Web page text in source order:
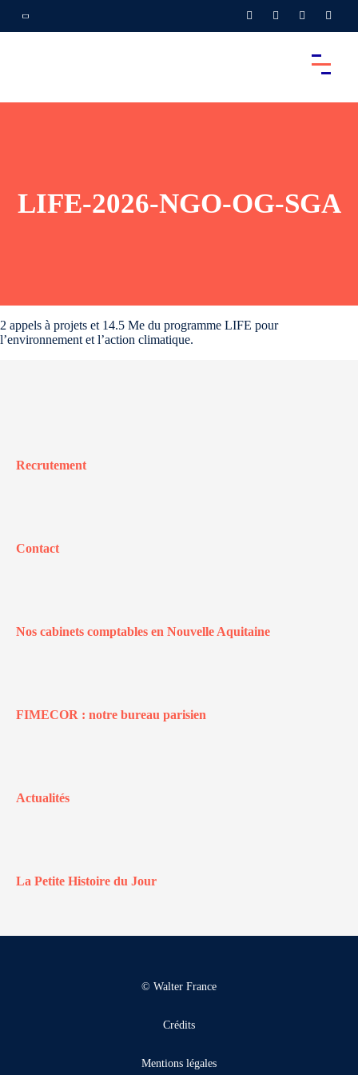
LIFE-2026-NGO-OG-SGA
2 appels à projets et 14.5 Me du programme LIFE pour
l’environnement et l’action climatique.
Recrutement
Contact
Nos cabinets comptables en Nouvelle Aquitaine
FIMECOR : notre bureau parisien
Actualités
La Petite Histoire du Jour
© Walter France
Crédits
Mentions légales